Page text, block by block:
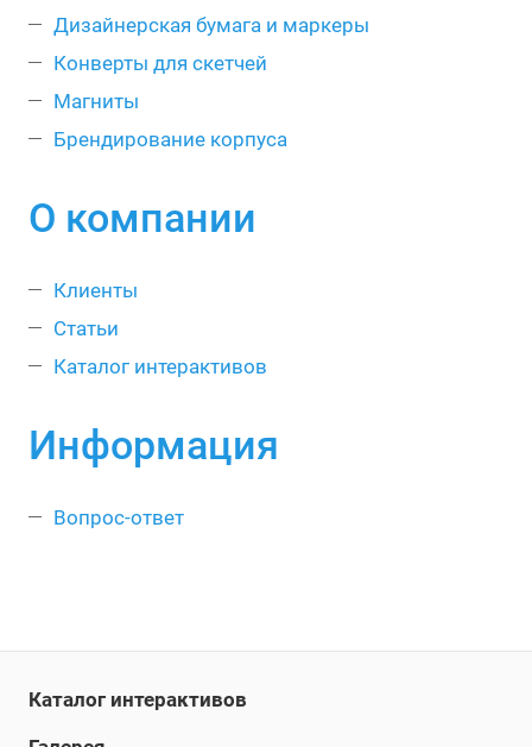
Дизайнерская бумага и маркеры
Конверты для скетчей
Магниты
Брендирование корпуса
О компании
Клиенты
Статьи
Каталог интерактивов
Информация
Вопрос-ответ
Каталог интерактивов